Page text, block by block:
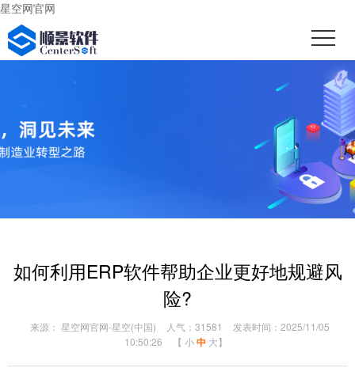
星空网官网
如何利用ERP软件帮助企业更好地规避风
险?
来源： 星空网官网-星空(中国) 人气：31581
发表时间：2025/11/05
10:50:26
【 小 中 大】